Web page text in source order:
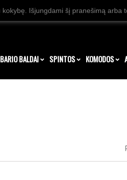
BALDAI SPINTOS KOMODOS
Išjungdami šį pranešimą